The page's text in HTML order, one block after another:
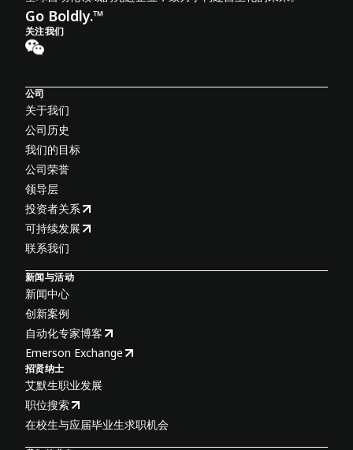
Go Boldly.™
关注我们
公司
关于我们
公司历史
我们的目标
公司荣誉
领导层
投资者关系
可持续发展
联系我们
新闻与活动
新闻中心
创新案例
自动化专家博客
Emerson Exchange
招贤纳士
艾默生职业发展
职位搜索
在校生与应届毕业生求职机会